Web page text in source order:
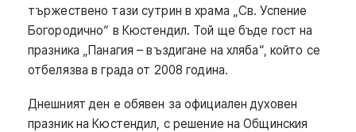
тържествено тази сутрин в храма „Св. Успение
Богородично“ в Кюстендил. Той ще бъде гост на
празника „Панагия – въздигане на хляба“, който се
отбелязва в града от 2008 година.
Днешният ден е обявен за официален духовен
празник на Кюстендил, с решение на Общинския